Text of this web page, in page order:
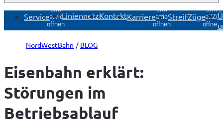
Service
Untermenü
Service
öffnen
LiniennetzKontaktKarriere
Untermenü
Karriere
öffnen
StreifZüge
öffnen
NordWestBahn BLOG
Eisenbahn erklärt:
Störungen im
Betriebsablauf